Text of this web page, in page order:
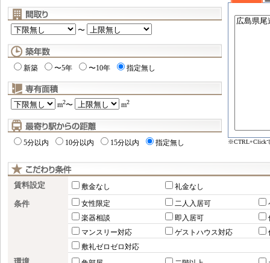
〜
新築 〜5年 〜10年 指定無し
m2〜 m2
5分以内 10分以内 15分以内 指定無し ※CTRL+Click
賃料設定 敷金なし 礼金なし
条件 女性限定 二人入居可
楽器相談
即入居可
マンスリー対応
ゲストハウス対応
敷礼ゼロゼロ対応